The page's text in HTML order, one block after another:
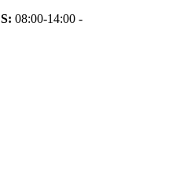
S: 08:00-14:00 -